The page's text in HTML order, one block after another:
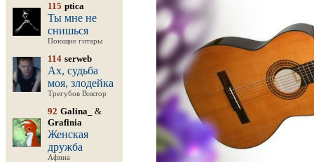
115 ptica
Ты мне не
снишься
Поющие гитары
114 serweb
Ах, судьба
моя, злодейка
Трегубов Виктор
92 Galina_
&
Grafinia
Женская
дружба
Афина